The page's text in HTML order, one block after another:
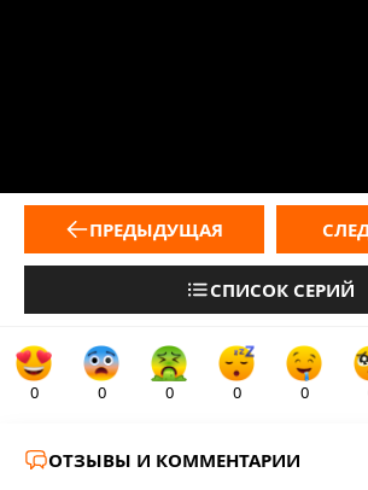
ПРЕДЫДУЩАЯ
СПИСОК СЕРИЙ
0 0 0 0 0
ОТЗЫВЫ И КОММЕНТАРИИ